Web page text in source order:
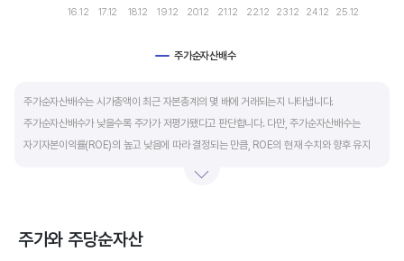
주가순자산배수
16.12 17.12 18.12 19.12 20.12 21.12 22.12 23.12 24.12 25.12
주가순자산배수는 시가총액이 최근 자본총계의 몇 배에 거래되는지 나타냅니다.
주가순자산배수가 낮을수록 주가가 저평가됐다고 판단합니다. 다만, 주가순자산배수는
자기자본이익률(ROE)의 높고 낮음에 따라 결정되는 만큼, ROE의 현재 수치와 향후 유지
거래되면 주가가 저평가된 것으로 판단합니다. ROE&PBR 차트를 함께 보고 분석하는 것을
주가와 주당순자산